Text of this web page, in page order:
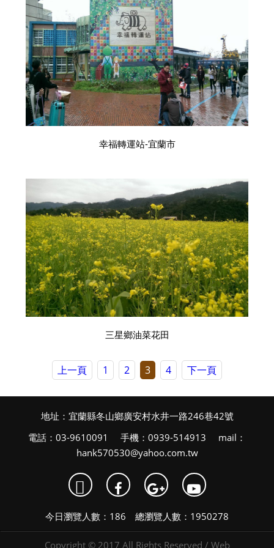
幸福轉運站-宜蘭市
三星鄉油菜花田
上一頁 1 2 3 4 下一頁
地址：宜蘭縣冬山鄉廣安村水井一路246巷42號
電話：03-9610091 手機：0939-514913 mail：
hank570530@yahoo.com.tw

今日瀏覽人數：186 總瀏覽人數：1950278
Copyright © 2017 All Rights Reserved / Web